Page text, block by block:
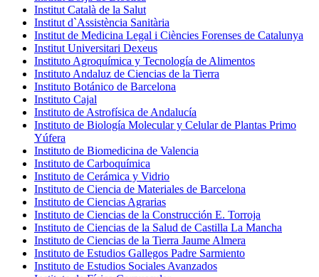
Institut Català de la Salut
Institut d`Assistència Sanitària
Institut de Medicina Legal i Ciències Forenses de Catalunya
Institut Universitari Dexeus
Instituto Agroquímica y Tecnología de Alimentos
Instituto Andaluz de Ciencias de la Tierra
Instituto Botánico de Barcelona
Instituto Cajal
Instituto de Astrofísica de Andalucía
Instituto de Biología Molecular y Celular de Plantas Primo
Yúfera
Instituto de Biomedicina de Valencia
Instituto de Carboquímica
Instituto de Cerámica y Vidrio
Instituto de Ciencia de Materiales de Barcelona
Instituto de Ciencias Agrarias
Instituto de Ciencias de la Construcción E. Torroja
Instituto de Ciencias de la Salud de Castilla La Mancha
Instituto de Ciencias de la Tierra Jaume Almera
Instituto de Estudios Gallegos Padre Sarmiento
Instituto de Estudios Sociales Avanzados